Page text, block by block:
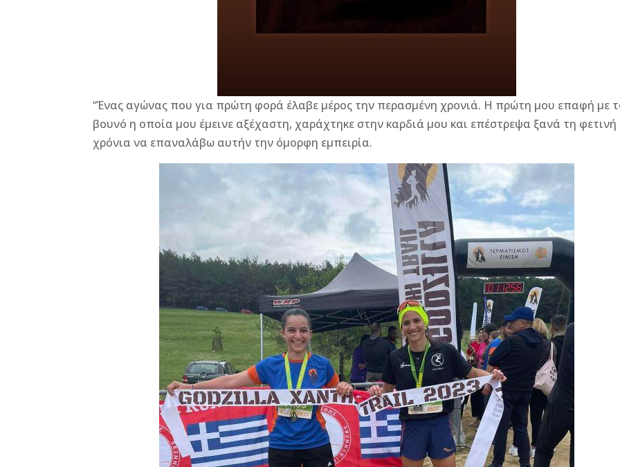
“Ένας αγώνας που για πρώτη φορά έλαβε μέρος την περασμένη χρονιά. Η πρώτη μου επαφή με
βουνό η οποία μου έμεινε αξέχαστη, χαράχτηκε στην καρδιά μου και επέστρεψα ξανά τη φετινή
χρόνια να επαναλάβω αυτήν την όμορφη εμπειρία.